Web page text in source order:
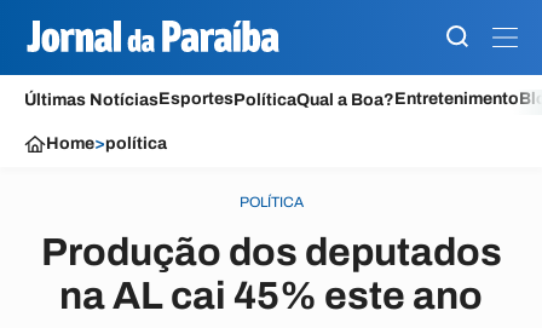
Últimas NotíciasEsportesPolíticaQual a Boa?Entretenimento
Home>política
POLÍTICA
Produção dos deputados
na AL cai 45% este ano